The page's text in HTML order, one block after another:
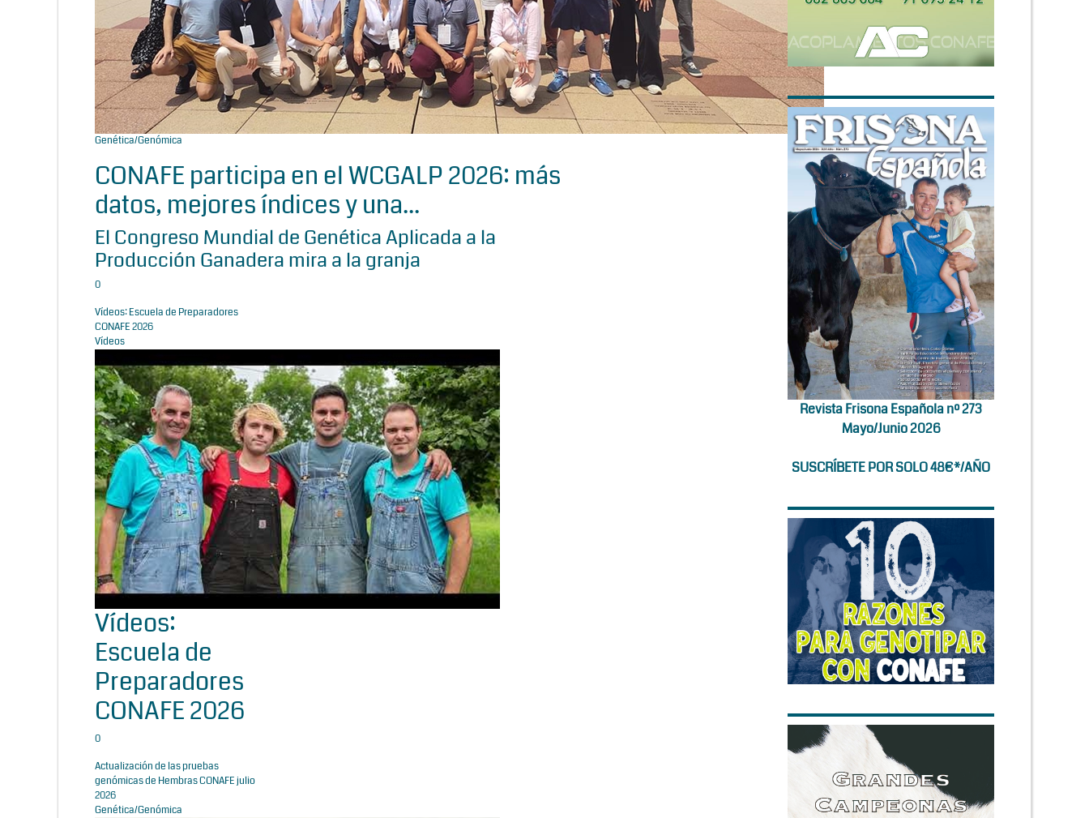
Genética/Genómica
CONAFE participa en el WCGALP 2026: más
datos, mejores índices y una...
El Congreso Mundial de Genética Aplicada a la
Producción Ganadera mira a la granja
0
Vídeos: Escuela de Preparadores
CONAFE 2026
Vídeos
Vídeos:
Escuela de
Preparadores
CONAFE 2026
0
Actualización de las pruebas
genómicas de Hembras CONAFE julio
2026
Genética/Genómica
Revista Frisona Española nº 273
Mayo/Junio 2026
SUSCRÍBETE POR SOLO 48€*/AÑO